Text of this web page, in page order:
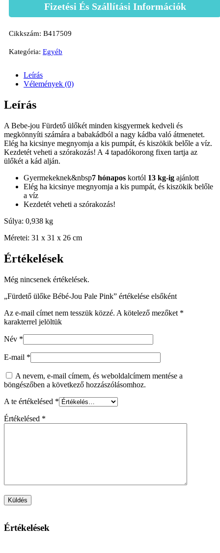
Fizetési És Szállítási Információk
Cikkszám: B417509
Kategória: Egyéb
Leírás
Vélemények (0)
Leírás
A Bebe-jou Fürdető ülőkét minden kisgyermek kedveli és
megkönnyíti számára a babakádból a nagy kádba való átmenetet.
Elég ha kicsinye megnyomja a kis pumpát, és kiszökik belőle a víz.
Kezdetét veheti a szórakozás! A 4 tapadókorong fixen tartja az
ülőkét a kád alján.
Gyermekeknek&nbsp7 hónapos kortól 13 kg-ig ajánlott
Elég ha kicsinye megnyomja a kis pumpát, és kiszökik belőle
a víz
Kezdetét veheti a szórakozás!
Súlya: 0,938 kg
Méretei: 31 x 31 x 26 cm
Értékelések
Még nincsenek értékelések.
„Fürdető ülőke Bébé-Jou Pale Pink” értékelése elsőként
Az e-mail címet nem tesszük közzé. A kötelező mezőket *
karakterrel jelöltük
Név *
E-mail *
A nevem, e-mail címem, és weboldalcímem mentése a
böngészőben a következő hozzászólásomhoz.
A te értékelésed *
Értékelésed *
Értékelések